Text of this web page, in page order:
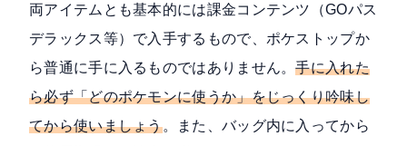
両アイテムとも基本的には課金コンテンツ（GOパス
デラックス等）で入手するもので、ポケストップか
ら普通に手に入るものではありません。手に入れた
ら必ず「どのポケモンに使うか」をじっくり吟味し
てから使いましょう。また、バッグ内に入ってから